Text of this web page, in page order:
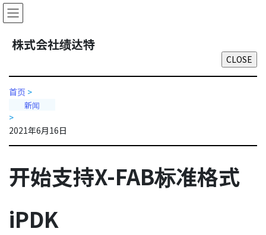
Skip
to
content
Skip
to
Navigation
株式会社绩达特
首页 >
新闻
>
2021年6月16日
开始支持X-FAB标准格式
iPDK